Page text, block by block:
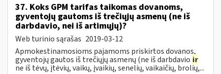
37. Koks GPM tarifas taikomas dovanoms,
gyventojų gautoms iš trečiųjų asmenų (ne iš
darbdavio, nei iš artimųjų)?
Web turinio sąrašas 2019-03-12
Apmokestinamosioms pajamoms priskirtos dovanos,
gyventojų gautos iš trečiųjų asmenų (ne iš darbdavio ir
ne iš tėvų, įtėvių, vaikų, įvaikių, senelių, vaikaičių, brolių,...